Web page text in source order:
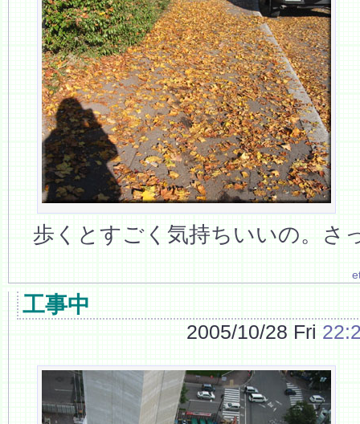
歩くとすごく気持ちいいの。さ
工事中
2005/10/28 Fri